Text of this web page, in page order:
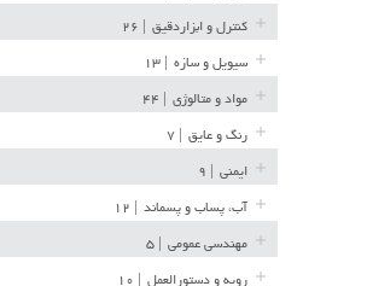
کنترل و ابزاردقیق
سیویل و سازه
مواد و متالوژی
رنگ و عایق
ایمنی
آب، پساب و پسماند
مهندسی عمومی
رویه و دستورالعمل